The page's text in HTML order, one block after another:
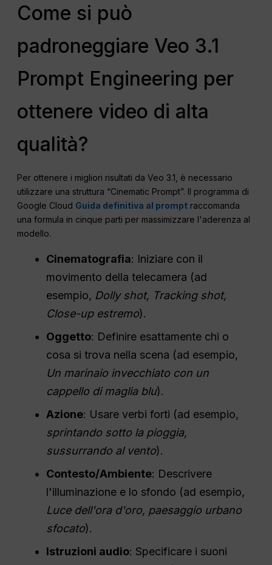
Come si può
padroneggiare Veo 3.1
Prompt Engineering per
ottenere video di alta
qualità?
Per ottenere i migliori risultati da Veo 3.1, è necessario
utilizzare una struttura “Cinematic Prompt”. Il programma di
Google Cloud Guida definitiva al prompt raccomanda
una formula in cinque parti per massimizzare l'aderenza al
modello.
Cinematografia: Iniziare con il
movimento della telecamera (ad
esempio, Dolly shot, Tracking shot,
Close-up estremo).
Oggetto: Definire esattamente chi o
cosa si trova nella scena (ad esempio,
Un marinaio invecchiato con un
cappello di maglia blu).
Azione: Usare verbi forti (ad esempio,
sprintando sotto la pioggia,
sussurrando al vento).
Contesto/Ambiente: Descrivere
l'illuminazione e lo sfondo (ad esempio,
Luce dell'ora d'oro, paesaggio urbano
sfocato).
Istruzioni audio: Specificare i suoni